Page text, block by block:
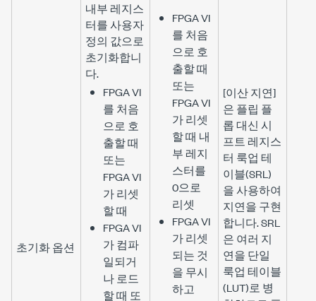
초기화 옵션
내부 레지스
터를 사용자
정의 값으로
초기화합니
다.
FPGA VI
를 처음
으로 호
출할 때
또는
FPGA VI
가 리셋
할 때
FPGA VI
가 컴파
일되거
나 로드
할 때 또
FPGA VI
를 처음
으로 호
출할 때
또는
FPGA VI
가 리셋
할 때 내
부 레지
스터를
0으로
리셋
FPGA VI
가 리셋
되는 것
을 무시
하고
[이산 지연]
은 플립 플
롭 대신 시
프트 레지스
터 룩업 테
이블(SRL)
을 사용하여
지연을 구현
합니다. SRL
은 여러 지
연을 단일
룩업 테이블
(LUT)로 병